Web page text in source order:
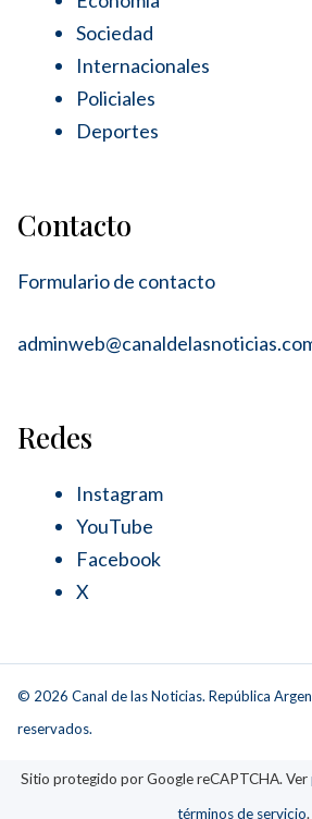
Sociedad
Internacionales
Policiales
Deportes
Contacto
Formulario de contacto
Redes
Instagram
YouTube
Facebook
X
© 2026 Canal de las Noticias. República
reservados.
Sitio protegido por Google reCAPTCHA. Ver
términos de servicio.